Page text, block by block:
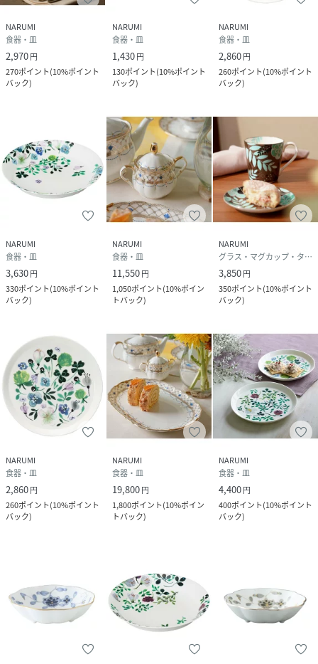
NARUMI
食器・皿
2,970円
270ポイント(10%ポイント
バック)
NARUMI
食器・皿
1,430円
130ポイント(10%ポイント
バック)
NARUMI
食器・皿
2,860円
260ポイント(10%ポイント
バック)
NARUMI
食器・皿
3,630円
330ポイント(10%ポイント
バック)
NARUMI
食器・皿
11,550円
1,050ポイント(10%ポイン
トバック)
NARUMI
グラス・マグカップ・タンブラー
3,850円
350ポイント(10%ポイント
バック)
NARUMI
食器・皿
2,860円
260ポイント(10%ポイント
バック)
NARUMI
食器・皿
19,800円
1,800ポイント(10%ポイン
トバック)
NARUMI
食器・皿
4,400円
400ポイント(10%ポイント
バック)